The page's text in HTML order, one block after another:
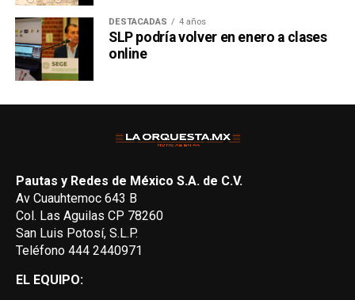
DESTACADAS 4 años
SLP podría volver en enero a clases
online
Pautas y Redes de México S.A. de C.V.
Av Cuauhtemoc 643 B
Col. Las Aguilas CP 78260
San Luis Potosí, S.L.P.
Teléfono 444 2440971
EL EQUIPO: